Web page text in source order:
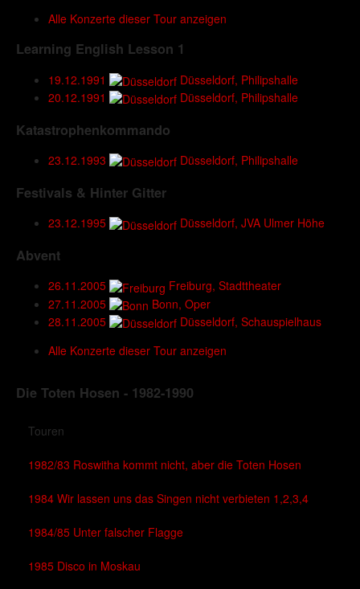
Alle Konzerte dieser Tour anzeigen
Learning English Lesson 1
19.12.1991
Düsseldorf, Philipshalle
20.12.1991
Düsseldorf, Philipshalle
Katastrophenkommando
23.12.1993 Düsseldorf, Philipshalle
Festivals & Hinter Gitter
23.12.1995 Düsseldorf, JVA Ulmer Höhe
Abvent
26.11.2005
Freiburg, Stadttheater
27.11.2005
Bonn, Oper
28.11.2005
Düsseldorf, Schauspielhaus
Alle Konzerte dieser Tour anzeigen
Die Toten Hosen - 1982-1990
Touren
1982/83 Roswitha kommt nicht, aber die Toten Hosen
1984 Wir lassen uns das Singen nicht verbieten 1,2,3,4
1984/85 Unter falscher Flagge
1985 Disco in Moskau